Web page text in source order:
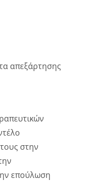
απεξάρτησης
στην
επούλωση